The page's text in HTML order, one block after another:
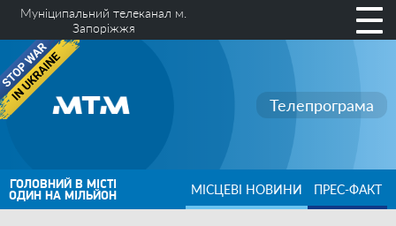
Муніципальний телеканал м.
Запоріжжя
Телепрограма
ГОЛОВНИЙ В МІСТІ
ОДИН НА МІЛЬЙОН МІСЦЕВІ НОВИНИ ПРЕС-ФАКТ